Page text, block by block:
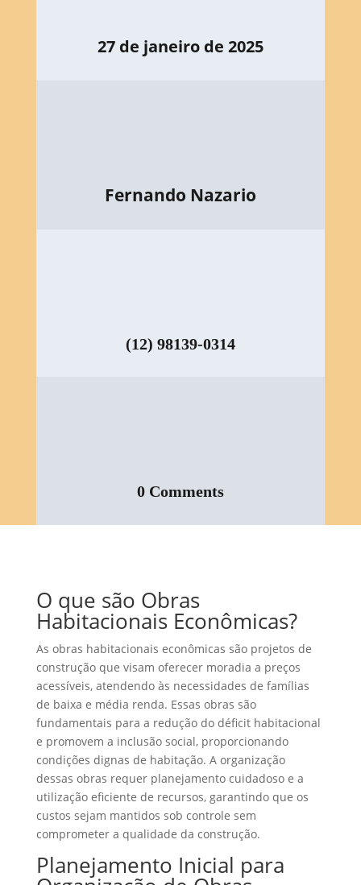
27 de janeiro de 2025
Fernando Nazario
(12) 98139-0314
0 Comments
O que são Obras
Habitacionais Econômicas?
As obras habitacionais econômicas são projetos de
construção que visam oferecer moradia a preços
acessíveis, atendendo às necessidades de famílias
de baixa e média renda. Essas obras são
fundamentais para a redução do déficit habitacional
e promovem a inclusão social, proporcionando
condições dignas de habitação. A organização
dessas obras requer planejamento cuidadoso e a
utilização eficiente de recursos, garantindo que os
custos sejam mantidos sob controle sem
comprometer a qualidade da construção.
Planejamento Inicial para